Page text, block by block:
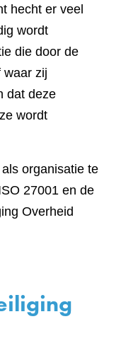
hecht er veel
wordt
die door de
waar zij
dat deze
wordt
organisatie te
27001 en de
Overheid